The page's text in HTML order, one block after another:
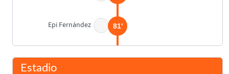
Epi Fernández 81'
Final del partido 90'
Estadio